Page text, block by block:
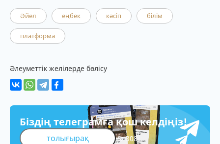
Әйел еңбек кәсіп білім
платформа
Әлеуметтік желілерде бөлісу
Біздің телеграмға қош келдіңіз!
толығырақ 308